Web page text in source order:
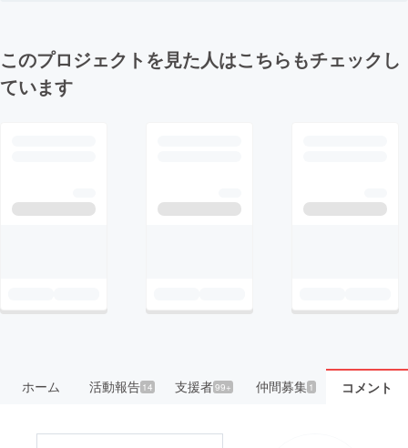
このプロジェクトを見た人はこちらもチェックし
ています
ホーム 活動報告14 支援者99+ 仲間募集 1 コメント